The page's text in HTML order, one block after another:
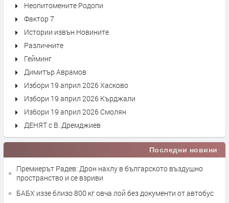
Неопитомените Родопи
Фактор 7
Истории извън Новините
Различните
Гейминг
Димитър Аврамов
Избори 19 април 2026 Хасково
Избори 19 април 2026 Кърджали
Избори 19 април 2026 Смолян
ДЕНЯТ с В. Дремджиев
Последни новини
Премиерът Радев: Дрон нахлу в българското въздушно
пространство и се взриви
БАБХ иззе близо 800 кг овча лой без документи от автобус